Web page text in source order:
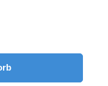
gewünschten